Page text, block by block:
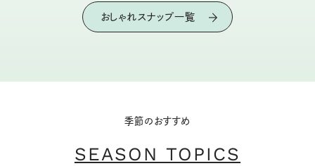
おしゃれスナップ一覧
季節のおすすめ
SEASON TOPICS